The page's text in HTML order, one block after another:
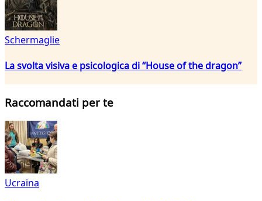
Schermaglie
La svolta visiva e psicologica di “House of the dragon”
Raccomandati per te
Ucraina